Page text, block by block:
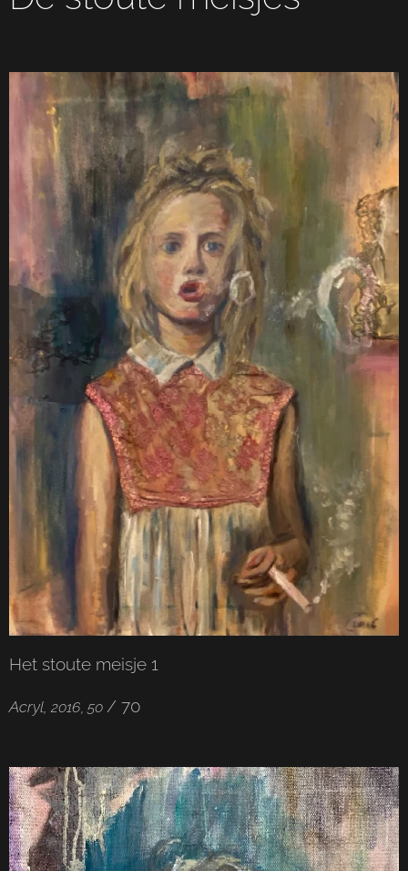
Het stoute meisje 1
Acryl, 2016, 50/ 70